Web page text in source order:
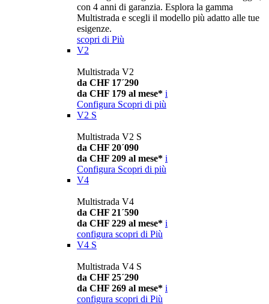
con 4 anni di garanzia. Esplora la gamma
Multistrada e scegli il modello più adatto alle tue
esigenze.
scopri di Più
V2
Multistrada V2
da CHF 17´290
da CHF 179 al mese* i
Configura Scopri di più
V2 S
Multistrada V2 S
da CHF 20´090
da CHF 209 al mese* i
Configura Scopri di più
V4
Multistrada V4
da CHF 21´590
da CHF 229 al mese* i
configura scopri di Più
V4 S
Multistrada V4 S
da CHF 25´290
da CHF 269 al mese* i
configura scopri di Più